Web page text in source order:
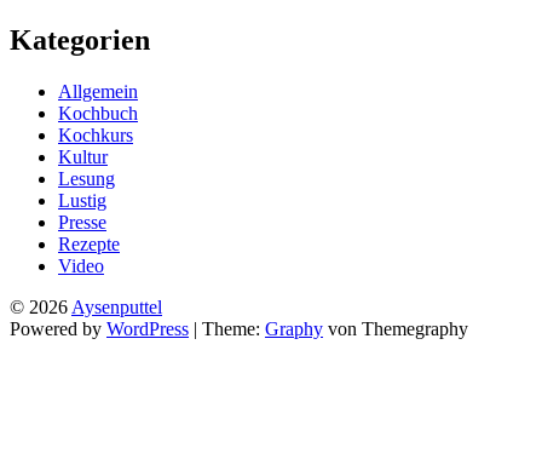
Kategorien
Allgemein
Kochbuch
Kochkurs
Kultur
Lesung
Lustig
Presse
Rezepte
Video
© 2026 Aysenputtel
Powered by WordPress | Theme: Graphy von Themegraphy